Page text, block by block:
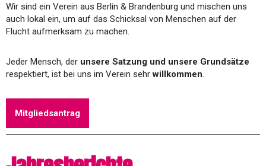
Wir sind ein Verein aus Berlin & Brandenburg und mischen uns
auch lokal ein, um auf das Schicksal von Menschen auf der
Flucht aufmerksam zu machen.
Jeder Mensch, der unsere Satzung und unsere Grundsätze
respektiert, ist bei uns im Verein sehrwillkommen.
Mitgliedsantrag